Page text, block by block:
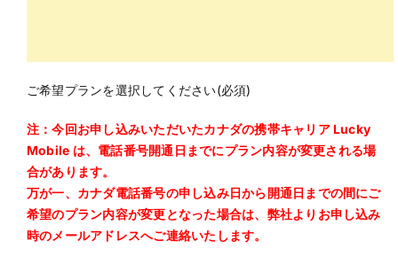
ご希望プランを選択してください(必須)
注：今回お申し込みいただいたカナダの携帯キャリア Lucky
Mobile は、電話番号開通日までにプラン内容が変更される場
合があります。
万が一、カナダ電話番号の申し込み日から開通日までの間にご
希望のプラン内容が変更となった場合は、弊社よりお申し込み
時のメールアドレスへご連絡いたします。